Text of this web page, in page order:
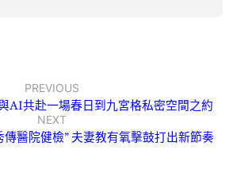
PREVIOUS
AI共赴一場春日到九宮格私密空間之約
NEXT
醫院健檢” 夫妻教有氧擊鼓打出新節奏